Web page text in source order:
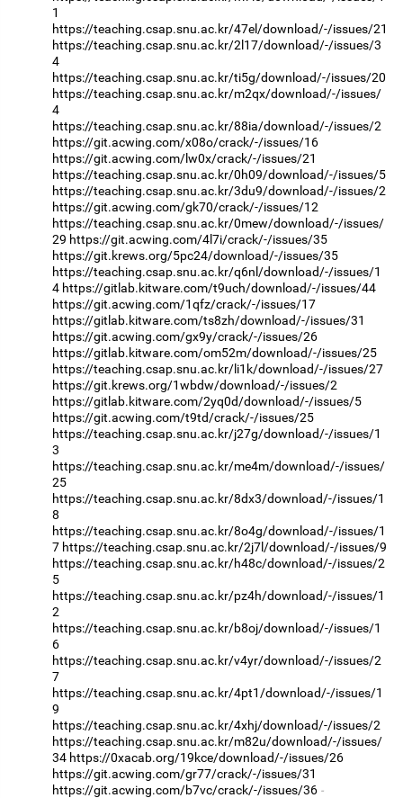
1
https://teaching.csap.snu.ac.kr/47el/download/-/issues/21
https://teaching.csap.snu.ac.kr/2l17/download/-/issues/3
4
https://teaching.csap.snu.ac.kr/ti5g/download/-/issues/20
https://teaching.csap.snu.ac.kr/m2qx/download/-/issues/
4
https://teaching.csap.snu.ac.kr/88ia/download/-/issues/2
https://git.acwing.com/x08o/crack/-/issues/16
https://git.acwing.com/lw0x/crack/-/issues/21
https://teaching.csap.snu.ac.kr/0h09/download/-/issues/5
https://teaching.csap.snu.ac.kr/3du9/download/-/issues/2
https://git.acwing.com/gk70/crack/-/issues/12
https://teaching.csap.snu.ac.kr/0mew/download/-/issues/
29 https://git.acwing.com/4l7i/crack/-/issues/35
https://git.krews.org/5pc24/download/-/issues/35
https://teaching.csap.snu.ac.kr/q6nl/download/-/issues/1
4 https://gitlab.kitware.com/t9uch/download/-/issues/44
https://git.acwing.com/1qfz/crack/-/issues/17
https://gitlab.kitware.com/ts8zh/download/-/issues/31
https://git.acwing.com/gx9y/crack/-/issues/26
https://gitlab.kitware.com/om52m/download/-/issues/25
https://teaching.csap.snu.ac.kr/li1k/download/-/issues/27
https://git.krews.org/1wbdw/download/-/issues/2
https://gitlab.kitware.com/2yq0d/download/-/issues/5
https://git.acwing.com/t9td/crack/-/issues/25
https://teaching.csap.snu.ac.kr/j27g/download/-/issues/1
3
https://teaching.csap.snu.ac.kr/me4m/download/-/issues/
25
https://teaching.csap.snu.ac.kr/8dx3/download/-/issues/1
8
https://teaching.csap.snu.ac.kr/8o4g/download/-/issues/1
7 https://teaching.csap.snu.ac.kr/2j7l/download/-/issues/9
https://teaching.csap.snu.ac.kr/h48c/download/-/issues/2
5
https://teaching.csap.snu.ac.kr/pz4h/download/-/issues/1
2
https://teaching.csap.snu.ac.kr/b8oj/download/-/issues/1
6
https://teaching.csap.snu.ac.kr/v4yr/download/-/issues/2
7
https://teaching.csap.snu.ac.kr/4pt1/download/-/issues/1
9
https://teaching.csap.snu.ac.kr/4xhj/download/-/issues/2
https://teaching.csap.snu.ac.kr/m82u/download/-/issues/
34 https://0xacab.org/19kce/download/-/issues/26
https://git.acwing.com/gr77/crack/-/issues/31
https://git.acwing.com/b7vc/crack/-/issues/36